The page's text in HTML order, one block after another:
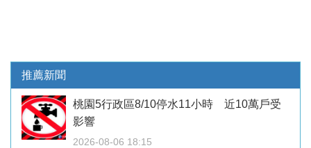
推薦新聞
桃園5行政區8/10停水11小時 近10萬戶受
影響
2026-08-06 18:15